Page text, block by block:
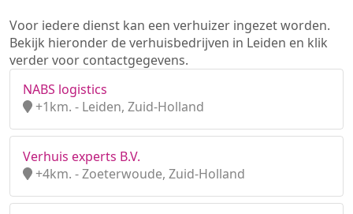
Voor iedere dienst kan een verhuizer ingezet worden.
Bekijk hieronder de verhuisbedrijven in Leiden en klik
verder voor contactgegevens.
NABS logistics
+1km. - Leiden, Zuid-Holland
Verhuis experts B.V.
+4km. - Zoeterwoude, Zuid-Holland